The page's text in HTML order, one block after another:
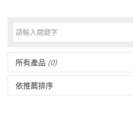
所有產品 (0)
依推薦排序